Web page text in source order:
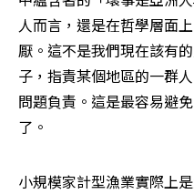
人而言，還是在哲學層面
厭。這不是我們現在該有
子，指責某個地區的一群
問題負責。這是最容易避
了。
小規模家計型漁業實際上